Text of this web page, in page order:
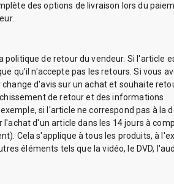
des options de livraison lors du
de retour du vendeur. Si l'article
qu'il n'accepte pas les retours. Si vous
d'avis sur un achat et souhaite
de retour et des informations
si l'article ne correspond pas à la
d'un article dans les 14 jours à
Cela s'applique à tous les produits, à
éléments tels que la vidéo, le DVD,